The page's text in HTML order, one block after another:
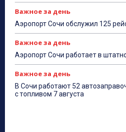
Важное за день
Аэропорт Сочи обслужил 125
Важное за день
Аэропорт Сочи работает в
Важное за день
В Сочи работают 52
с топливом 7 августа